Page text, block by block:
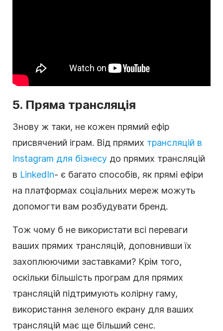
5. Пряма трансляція
Знову ж таки, не кожен прямий ефір
присвячений іграм. Від прямих трансляцій в
Instagram для бізнесу до прямих трансляцій
в LinkedIn- є багато способів, як прямі ефіри
на платформах соціальних мереж можуть
допомогти вам розбудувати бренд.
Тож чому б не використати всі переваги
ваших прямих трансляцій, доповнивши їх
захоплюючими заставками? Крім того,
оскільки більшість програм для прямих
трансляцій підтримують колірну гаму,
використання зеленого екрану для ваших
трансляцій має ще більший сенс.